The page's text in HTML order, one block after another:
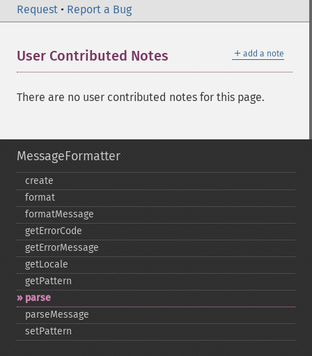
Request • Report a Bug
＋ add a note
User Contributed Notes
There are no user contributed notes for this page.
MessageFormatter
create
format
formatMessage
getErrorCode
getErrorMessage
getLocale
getPattern
parse
parseMessage
setPattern